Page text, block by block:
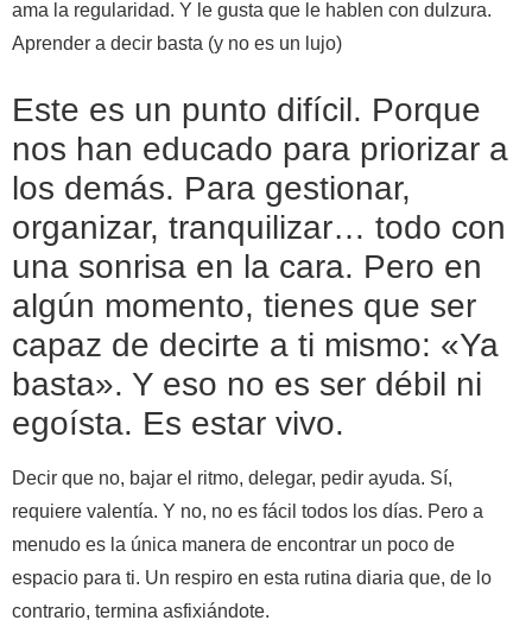
ama la regularidad. Y le gusta que le hablen con dulzura.
Aprender a decir basta (y no es un lujo)
Este es un punto difícil. Porque
nos han educado para priorizar a
los demás. Para gestionar,
organizar, tranquilizar… todo con
una sonrisa en la cara. Pero en
algún momento, tienes que ser
capaz de decirte a ti mismo: «Ya
basta». Y eso no es ser débil ni
egoísta. Es estar vivo.
Decir que no, bajar el ritmo, delegar, pedir ayuda. Sí,
requiere valentía. Y no, no es fácil todos los días. Pero a
menudo es la única manera de encontrar un poco de
espacio para ti. Un respiro en esta rutina diaria que, de lo
contrario, termina asfixiándote.